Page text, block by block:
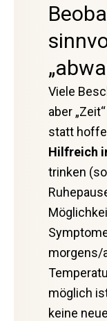
Viele
aber
statt
Hilfreich
trinken
morgens/
möglich
keine